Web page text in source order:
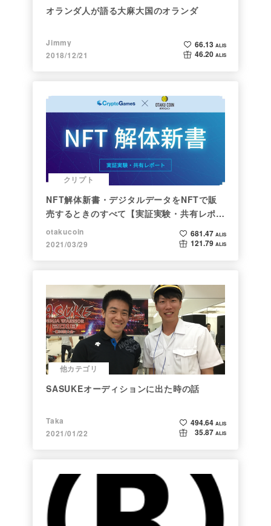
オランダ人が語る大麻大国のオランダ
Jimmy
2018/12/21
66.13 ALIS
46.20 ALIS
クリプト
NFT解体新書・デジタルデータをNFTで販
売するときのすべて【実証実験・共有レポー
ト】
otakucoin
2021/03/29
681.47 ALIS
121.79 ALIS
他カテゴリ
SASUKEオーディションに出た時の話
Taka
2021/01/22
494.64 ALIS
35.87 ALIS